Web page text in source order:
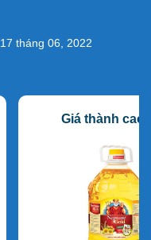
17 tháng 06, 2022
Giá thành cao